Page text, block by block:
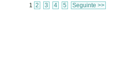
1 2 3 4 5 Seguinte >>